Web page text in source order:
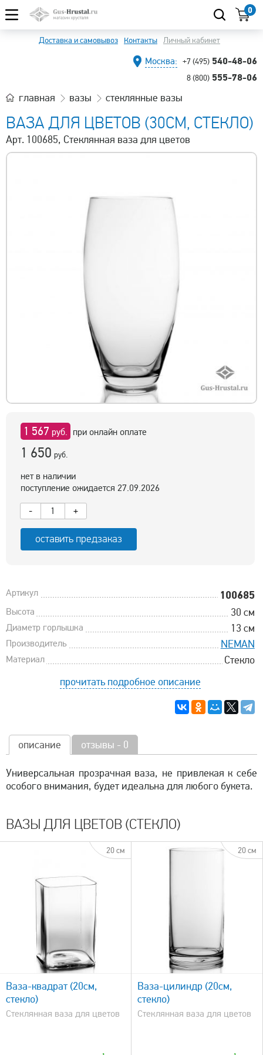
0
Доставка и самовывоз Контакты Личный кабинет
Москва: +7 (495) 540-48-06
8 (800) 555-78-06
главная вазы стеклянные вазы
ВАЗА ДЛЯ ЦВЕТОВ (30СМ, СТЕКЛО)
Арт. 100685, Стеклянная ваза для цветов
1 567 руб. при онлайн оплате
1 650 руб.
нет в наличии
поступление ожидается 27.09.2026
-
+
оставить предзаказ
Артикул 100685
Высота 30 см
Диаметр горлышка 13 см
Производитель NEMAN
Материал
Стекло
прочитать подробное описание
описание отзывы - 0
Универсальная прозрачная ваза, не привлекая к себе
особого внимания, будет идеальна для любого букета.
ВАЗЫ ДЛЯ ЦВЕТОВ (СТЕКЛО)
20 см
Ваза-квадрат (20см,
стекло)
Стеклянная ваза для цветов
20 см
быстрый просмотр
Ваза-цилиндр (20см,
стекло)
Стеклянная ваза для цветов